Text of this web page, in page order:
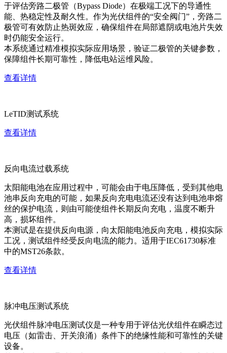
于评估旁路二极管（Bypass Diode）在极端工况下的导通性
能、热稳定性及耐久性。作为光伏组件的“安全阀门”，旁路二
极管可有效防止热斑效应，确保组件在局部遮阴或电池片失效
时仍能安全运行。
本系统通过精准模拟实际应用场景，验证二极管的关键参数，
保障组件长期可靠性，降低电站运维风险。
查看详情
LeTID测试系统
查看详情
反向电流过载系统
太阳能电池在应用过程中，可能会由于电压降低，受到其他电
池串反向充电的可能，如果反向充电电流还没有达到电池串熔
丝的保护电流，则由可能使组件长期反向充电，温度不断升
高，损坏组件。
本测试是在提供反向电源，向太阳能电池反向充电，模拟实际
工况，测试组件经受反向电流的能力。适用于IEC61730标准
中的MST26条款。
查看详情
脉冲电压测试系统
光伏组件脉冲电压测试仪是一种专用于评估光伏组件在瞬态过
电压（如雷击、开关浪涌）条件下的绝缘性能和可靠性的关键
设备。